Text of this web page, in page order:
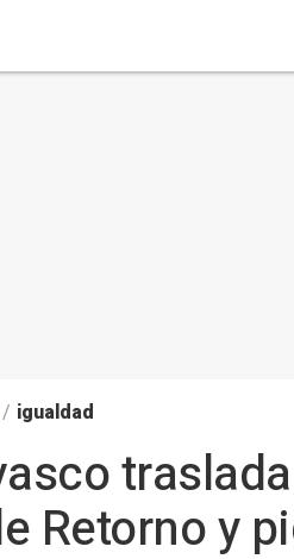
/ igualdad
Retorno y